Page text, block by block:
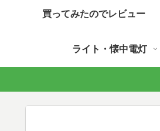
買ってみたのでレビュー
ライト・懐中電灯